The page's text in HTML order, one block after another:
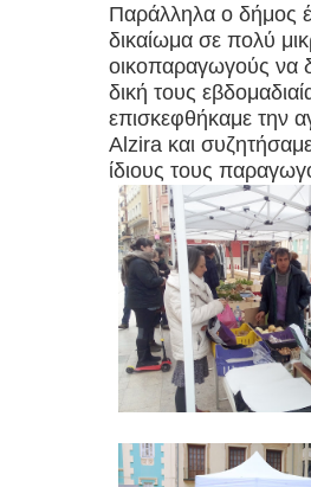
Παράλληλα ο δήμος
δικαίωμα σε πολύ
οικοπαραγωγούς να
δική τους
επισκεφθήκαμε την
Alzira και
ίδιους τους